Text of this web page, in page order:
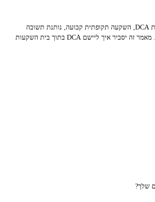
האם אפשר להשיג תשואה טובה וליצור השפעה חברתית או סביבתית, בלי לישון על ערש דווי בזמן שוק סוער? שיטת DCA, השקעה תקופתית קבועה, נותנת תשובה
מעשית. אתה מפריד בין פחד מתזמון השוק לבין משמעת חיסכון, ובכך משפר את הסיכוי לצמיחה פיננסית מתמשכת. מאמר זה יסביר איך ליישם DCA בתוך בית השקעות
שלך?